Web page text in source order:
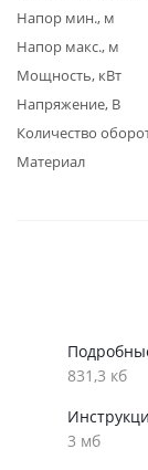
Напор мин., м
Напор макс., м
Мощность, кВт
Напряжение, В
Количество
Материал
831,3 кб
3 мб